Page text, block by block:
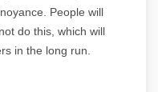
People will
do this, which will
in the long run.